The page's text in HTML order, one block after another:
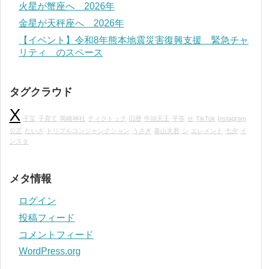
火星が蟹座へ 2026年
金星が天秤座へ 2026年
【イベント】令和8年熊本地震災害復興支援 緊急チャ
リティ のスペース
タグクラウド
X 子宝 子育て 岡崎神社 ティクトック 旧暦 牛頭天王 平等 せ TikTok Instagram
公正
たいざ トリプルコンジャンクション うさぎ 泰山夫君 シ エレメント 七夕 イ
ンスタ
メタ情報
ログイン
投稿フィード
コメントフィード
WordPress.org